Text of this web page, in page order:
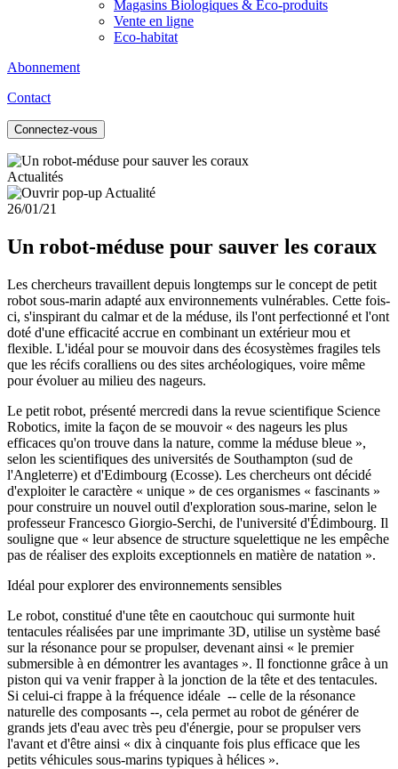
Magasins Biologiques & Eco-produits
Vente en ligne
Eco-habitat
Abonnement
Contact
Connectez-vous
Actualités
26/01/21
Un robot-méduse pour sauver les coraux
Les chercheurs travaillent depuis longtemps sur le concept de petit
robot sous-marin adapté aux environnements vulnérables. Cette fois-
ci, s'inspirant du calmar et de la méduse, ils l'ont perfectionné et l'ont
doté d'une efficacité accrue en combinant un extérieur mou et
flexible. L'idéal pour se mouvoir dans des écosystèmes fragiles tels
que les récifs coralliens ou des sites archéologiques, voire même
pour évoluer au milieu des nageurs.
Le petit robot, présenté mercredi dans la revue scientifique Science
Robotics, imite la façon de se mouvoir « des nageurs les plus
efficaces qu'on trouve dans la nature, comme la méduse bleue »,
selon les scientifiques des universités de Southampton (sud de
l'Angleterre) et d'Edimbourg (Ecosse). Les chercheurs ont décidé
d'exploiter le caractère « unique » de ces organismes « fascinants »
pour construire un nouvel outil d'exploration sous-marine, selon le
professeur Francesco Giorgio-Serchi, de l'université d'Édimbourg. Il
souligne que « leur absence de structure squelettique ne les empêche
pas de réaliser des exploits exceptionnels en matière de natation ».
Idéal pour explorer des environnements sensibles
Le robot, constitué d'une tête en caoutchouc qui surmonte huit
tentacules réalisées par une imprimante 3D, utilise un système basé
sur la résonance pour se propulser, devenant ainsi « le premier
submersible à en démontrer les avantages ». Il fonctionne grâce à un
piston qui va venir frapper à la jonction de la tête et des tentacules.
Si celui-ci frappe à la fréquence idéale -- celle de la résonance
naturelle des composants --, cela permet au robot de générer de
grands jets d'eau avec très peu d'énergie, pour se propulser vers
l'avant et d'être ainsi « dix à cinquante fois plus efficace que les
petits véhicules sous-marins typiques à hélices ».